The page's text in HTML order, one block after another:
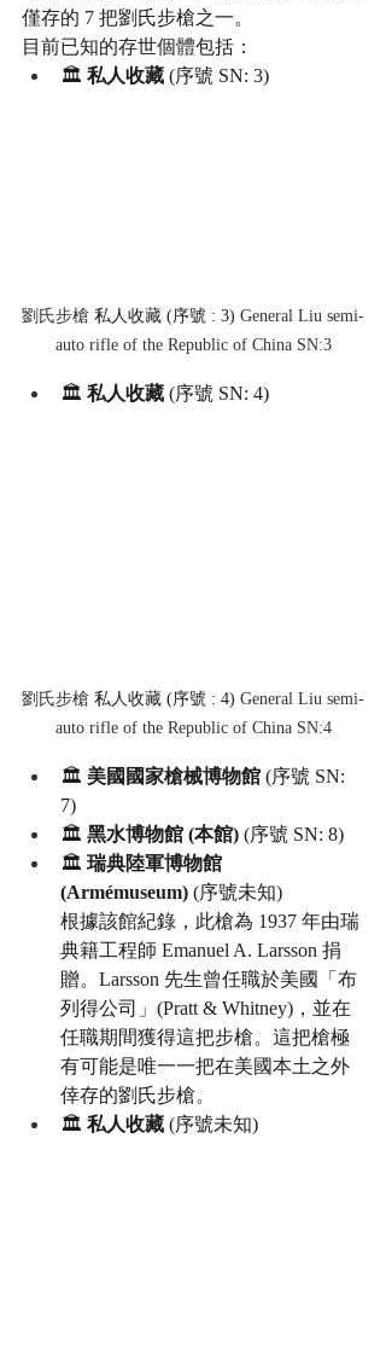
僅存的 7 把劉氏步槍之一。
目前已知的存世個體包括：
🏛️ 私人收藏 (序號 SN: 3)
劉氏步槍 私人收藏 (序號 : 3) General Liu semi-
auto rifle of the Republic of China SN:3
🏛️ 私人收藏 (序號 SN: 4)
劉氏步槍 私人收藏 (序號 : 4) General Liu semi-
auto rifle of the Republic of China SN:4
🏛️ 美國國家槍械博物館 (序號 SN:
7)
🏛️ 黑水博物館 (本館) (序號 SN: 8)
🏛️ 瑞典陸軍博物館
(Armémuseum) (序號未知)
根據該館紀錄，此槍為 1937 年由瑞
典籍工程師 Emanuel A. Larsson 捐
贈。Larsson 先生曾任職於美國「布
列得公司」(Pratt & Whitney)，並在
任職期間獲得這把步槍。這把槍極
有可能是唯一一把在美國本土之外
倖存的劉氏步槍。
🏛️ 私人收藏 (序號未知)